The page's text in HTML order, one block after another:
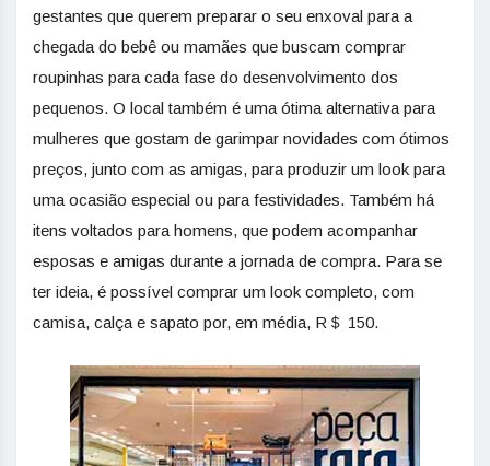
gestantes que querem preparar o seu enxoval para a
chegada do bebê ou mamães que buscam comprar
roupinhas para cada fase do desenvolvimento dos
pequenos. O local também é uma ótima alternativa para
mulheres que gostam de garimpar novidades com ótimos
preços, junto com as amigas, para produzir um look para
uma ocasião especial ou para festividades. Também há
itens voltados para homens, que podem acompanhar
esposas e amigas durante a jornada de compra. Para se
ter ideia, é possível comprar um look completo, com
camisa, calça e sapato por, em média, R＄ 150.